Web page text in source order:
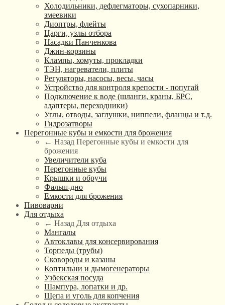
Холодильники, дефлегматоры, сухопарники,
змеевики
Диоптры, флейты
Царги, узлы отбора
Насадки Панченкова
Джин-корзины
Клампы, хомуты, прокладки
ТЭН, нагреватели, плиты
Регуляторы, насосы, весы, часы
Устройство для контроля крепости - попугай
Подключение к воде (шланги, краны, БРС,
адаптеры, переходники)
Углы, отводы, заглушки, ниппели, фланцы и т.д.
Гидрозатворы
Перегонные кубы и емкости для брожения
← Назад Перегонные кубы и емкости для
брожения
Увеличители куба
Перегонные кубы
Крышки и обручи
Фальш-дно
Емкости для брожения
Пивоварни
Для отдыха
← Назад Для отдыха
Мангалы
Автоклавы для консервирования
Торпеды (трубы)
Сковороды и казаны
Коптильни и дымогенераторы
Узбекская посуда
Шампура, лопатки и др.
Щепа и уголь для копчения